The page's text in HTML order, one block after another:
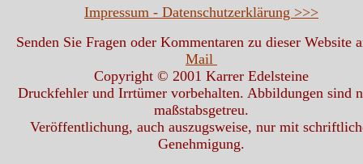
Impressum - Datenschutzerklärung >>>
Senden Sie Fragen oder Kommentaren zu dieser Website
Mail
Copyright © 2001 Karrer Edelsteine
Druckfehler und Irrtümer vorbehalten. Abbildungen sind
maßstabsgetreu.
Veröffentlichung, auch auszugsweise, nur mit
Genehmigung.